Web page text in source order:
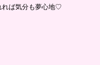
れば気分も夢心地♡